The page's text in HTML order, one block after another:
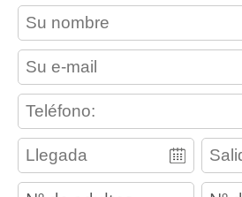
contact_name
contact_email
contact_phone
adults children